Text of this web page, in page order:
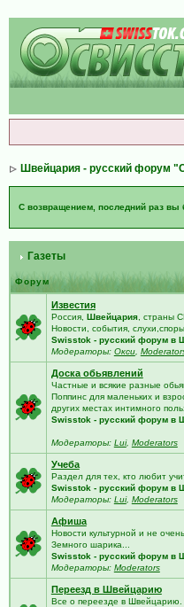
Швейцария - русский форум
С возвращением, последний раз вы
Газеты
Форум
Известия
Россия, Швейцария, страны
Новости, события,
Swisstok - русский форум в
Модераторы: Окси,
Доска обьявлений
Частные и всякие разные
Поппинс для маленьких и
других местах интимного
Swisstok - русский форум в
Модераторы: Lui, Moderators
Учеба
Раздел для тех, кто любит
Swisstok - русский форум в
Модераторы: Lui, Moderators
Афиша
Новости культурной и не
Земного шарика...
Swisstok - русский форум в
Модераторы: Moderators
Переезд в Швейцарию
Все о переезде в Швейцарию.